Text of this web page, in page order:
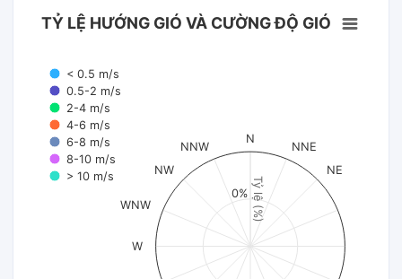
Tỷ lệ (%)
TỶ LỆ HƯỚNG GIÓ VÀ CƯỜNG ĐỘ GIÓ
< 0.5 m/s
0.5-2 m/s
2-4 m/s
4-6 m/s
6-8 m/s
8-10 m/s
> 10 m/s
N
NNE
NE
W
WNW
NW
NNW
0%